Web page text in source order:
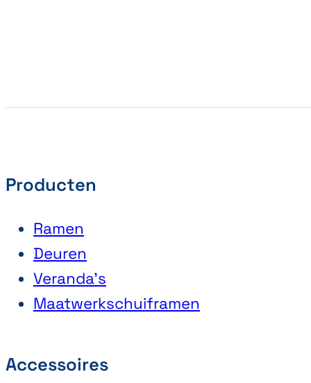
Producten
Ramen
Deuren
Veranda’s
Maatwerkschuiframen
Accessoires